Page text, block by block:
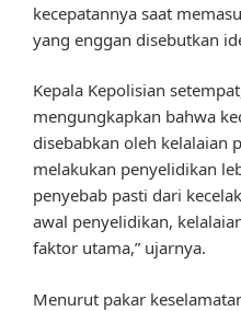
kecepatannya saat
yang enggan disebutkan
Kepala Kepolisian
mengungkapkan bahwa
disebabkan oleh kelalaian
melakukan penyelidikan
penyebab pasti dari
awal penyelidikan,
faktor utama,” ujarnya.
Menurut pakar